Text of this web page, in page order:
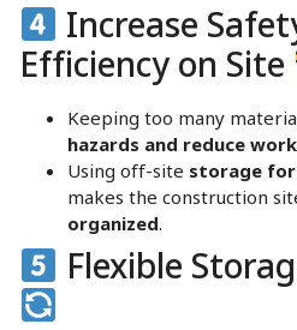
Increase
Efficiency on Site
Keeping too many
hazards and reduce
Using off-site storage
makes the construction
organized.
Flexible